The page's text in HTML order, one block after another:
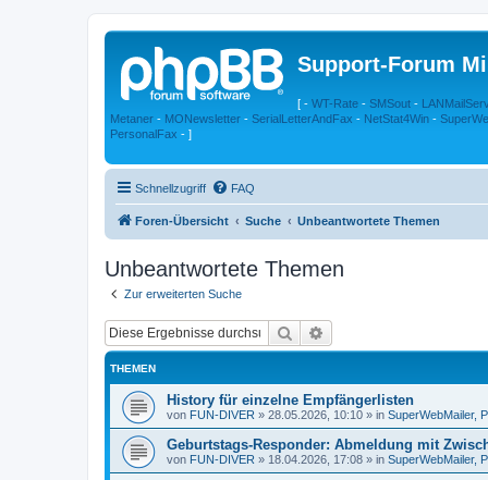
Support-Forum
[ - WT-Rate - SMSout -
Metaner - MONewsletter - SerialLetterAndFax - NetStat4Win -
PersonalFax - ]
Schnellzugriff FAQ
Foren-Übersicht Suche Unbeantwortete Themen
Unbeantwortete Themen
Zur erweiterten Suche
Suche
THEMEN
History für einzelne Empfängerlisten
von FUN-DIVER » 28.05.2026, 10:10 » in SuperWebMailer,
Geburtstags-Responder: Abmeldung mit
von FUN-DIVER » 18.04.2026, 17:08 » in SuperWebMailer,